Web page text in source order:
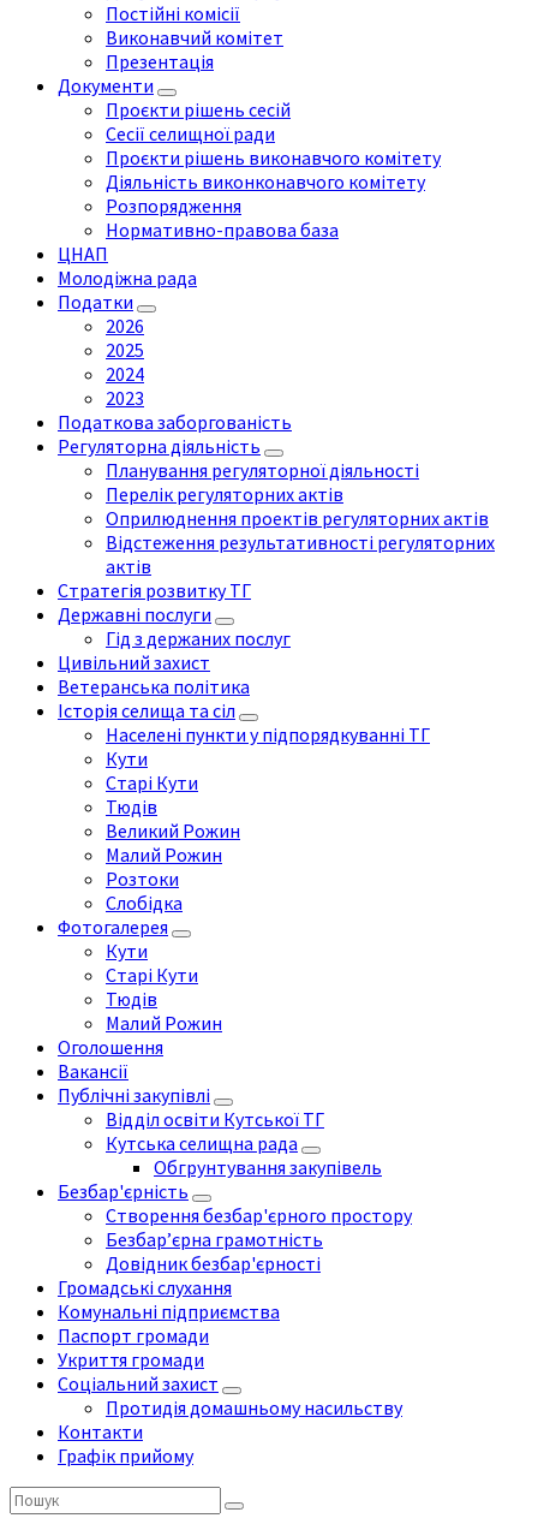
Постійні комісії
Виконавчий комітет
Презентація
Документи
Проєкти рішень сесій
Сесії селищної ради
Проєкти рішень виконавчого комітету
Діяльність виконконавчого комітету
Розпорядження
Нормативно-правова база
ЦНАП
Молодіжна рада
Податки
2026
2025
2024
2023
Податкова заборгованість
Регуляторна діяльність
Планування регуляторної діяльності
Перелік регуляторних актів
Оприлюднення проектів регуляторних актів
Відстеження результативності регуляторних
актів
Стратегія розвитку ТГ
Державні послуги
Гід з держаних послуг
Цивільний захист
Ветеранська політика
Історія селища та сіл
Населені пункти у підпорядкуванні ТГ
Кути
Старі Кути
Тюдів
Великий Рожин
Малий Рожин
Розтоки
Слобідка
Фотогалерея
Кути
Старі Кути
Тюдів
Малий Рожин
Оголошення
Вакансії
Публічні закупівлі
Відділ освіти Кутської ТГ
Кутська селищна рада
Обгрунтування закупівель
Безбар'єрність
Створення безбар'єрного простору
Безбар’єрна грамотність
Довідник безбар'єрності
Громадські слухання
Комунальні підприємства
Паспорт громади
Укриття громади
Соціальний захист
Протидія домашньому насильству
Контакти
Графік прийому
Пошук: